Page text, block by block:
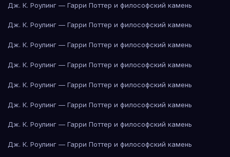
Дж. К. Роулинг — Гарри Поттер и философский камень
Дж. К. Роулинг — Гарри Поттер и философский камень
Дж. К. Роулинг — Гарри Поттер и философский камень
Дж. К. Роулинг — Гарри Поттер и философский камень
Дж. К. Роулинг — Гарри Поттер и философский камень
Дж. К. Роулинг — Гарри Поттер и философский камень
Дж. К. Роулинг — Гарри Поттер и философский камень
Дж. К. Роулинг — Гарри Поттер и философский камень